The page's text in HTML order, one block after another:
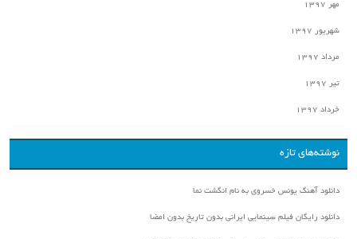
مهر ۱۳۹۷
شهریور ۱۳۹۷
مرداد ۱۳۹۷
تیر ۱۳۹۷
خرداد ۱۳۹۷
نوشته‌های تازه
دانلود آهنگ یونس خسروی به نام انگشت نما
دانلود رایگان فیلم سینمایی ایرانی بدون تاریخ بدون امضا